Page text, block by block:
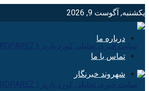
یکشنبه, آگوست 9, 2026
درباره ما
تماس با ما
شهروند خبرنگار